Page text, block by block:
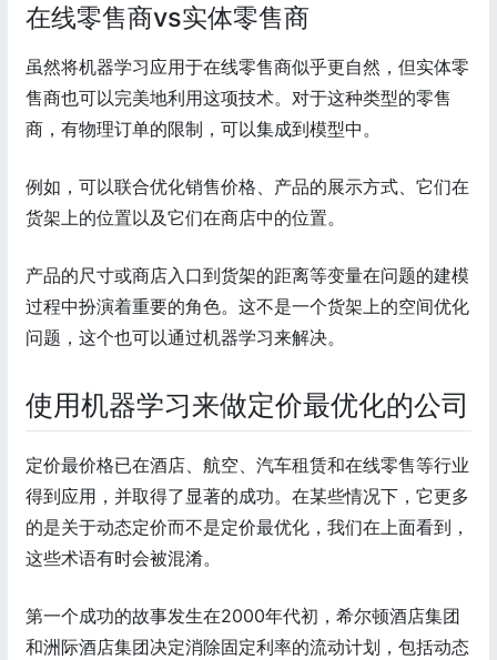
在线零售商vs实体零售商
虽然将机器学习应用于在线零售商似乎更自然，但实体零
售商也可以完美地利用这项技术。对于这种类型的零售
商，有物理订单的限制，可以集成到模型中。
例如，可以联合优化销售价格、产品的展示方式、它们在
货架上的位置以及它们在商店中的位置。
产品的尺寸或商店入口到货架的距离等变量在问题的建模
过程中扮演着重要的角色。这不是一个货架上的空间优化
问题，这个也可以通过机器学习来解决。
使用机器学习来做定价最优化的公司
定价最价格已在酒店、航空、汽车租赁和在线零售等行业
得到应用，并取得了显著的成功。在某些情况下，它更多
的是关于动态定价而不是定价最优化，我们在上面看到，
这些术语有时会被混淆。
第一个成功的故事发生在2000年代初，希尔顿酒店集团
和洲际酒店集团决定消除固定利率的流动计划，包括动态